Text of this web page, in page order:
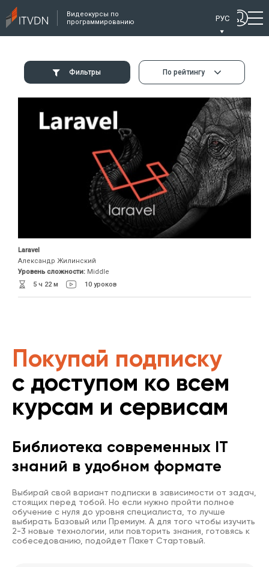
Видеокурсы по
программированию
РУС
Фильтры По рейтингу
Laravel
Александр Жилинский
Уровень сложности: Middle
5 ч 22 м
10 уроков
Покупай подписку
с доступом ко всем
курсам и сервисам
Библиотека современных IT
знаний в удобном формате
Выбирай свой вариант подписки в зависимости от задач,
стоящих перед тобой. Но если нужно пройти полное
обучение с нуля до уровня специалиста, то лучше
выбирать Базовый или Премиум. А для того чтобы изучить
2-3 новые технологии, или повторить знания, готовясь к
собеседованию, подойдет Пакет Стартовый.